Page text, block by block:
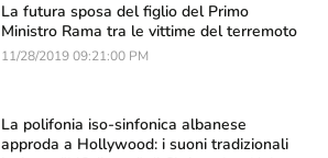
La futura sposa del figlio del Primo
Ministro Rama tra le vittime del terremoto
11/28/2019 09:21:00 PM
La polifonia iso-sinfonica albanese
approda a Hollywood: i suoni tradizionali